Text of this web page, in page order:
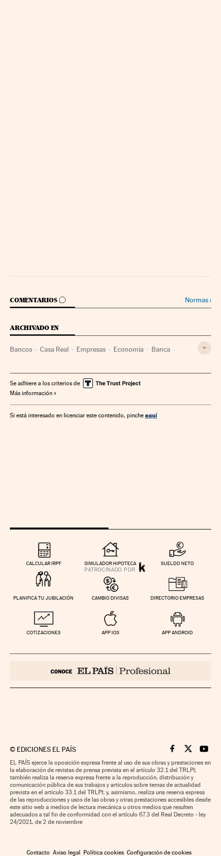
COMENTARIOS
IR A LOS COMENTARIOS Normas›
ARCHIVADO EN
Bancos Casa Real Empresas Economía Banca
José Andrés Pablo Iglesias Felipe VI CaixaBank
Se adhiere a los criterios de
Más información
Si está interesado en licenciar este contenido, pinche aquí
CALCULAR IRPF SIMULADOR HIPOTECA SUELDO NETO
PLANIFICA TU JUBILACIÓN CAMBIO DIVISAS DIRECTORIO EMPRESAS
COTIZACIONES APP IOS APP ANDROID
© EDICIONES EL PAÍS Cinco Días en
Cinco Días
Cinco
EL PAÍS ejerce la oposición expresa frente al uso de sus obras y prestaciones en
la elaboración de revistas de prensa prevista en el artículo 32.1 del TRLPI;
también realiza la reserva expresa frente a la reproducción, distribución y
comunicación pública de sus trabajos y artículos sobre temas de actualidad
prevista en el artículo 33.1 del TRLPI; y, asimismo, realiza una reserva expresa
de las reproducciones y usos de las obras y otras prestaciones accesibles desde
este sitio web a medios de lectura mecánica u otros medios que resulten
adecuados a tal fin de conformidad con el artículo 67.3 del Real Decreto - ley
24/2021, de 2 de noviembre
Contacto Aviso legal Política cookies Configuración de cookies